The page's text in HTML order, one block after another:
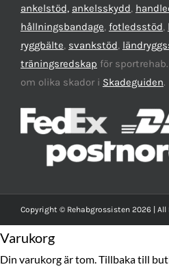
ankelstöd, ankelsskydd,
hållningsbandage, fotledsstöd,
ryggbälte, svankstöd,
träningsredskap för
om olika skador i Skadeguiden.
Copyright © Rehabgrossisten 2026 | All
Varukorg
Din varukorg är tom.Tillbaka till